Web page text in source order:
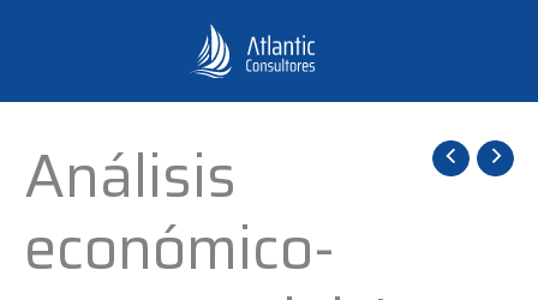
Análisis
económico-
Análisis
económico-
Las